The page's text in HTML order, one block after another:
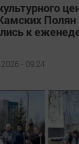
Полян
к
- 09:24